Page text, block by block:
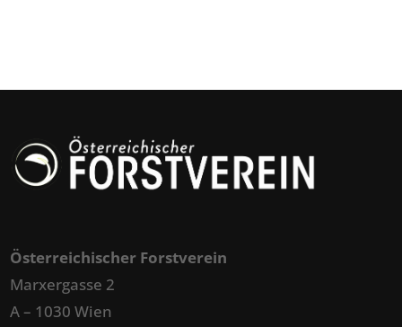
Österreichischer Forstverein
Marxergasse 2
A – 1030 Wien